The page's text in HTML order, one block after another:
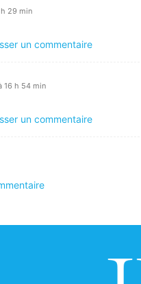
h 29 min
un commentaire
16 h 54 min
un commentaire